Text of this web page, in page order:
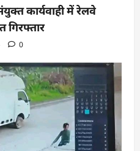
कार्यवाही में रेलवे
0